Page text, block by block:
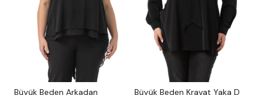
Büyük Beden Arkadan
Büyük Beden Kravat Yaka D